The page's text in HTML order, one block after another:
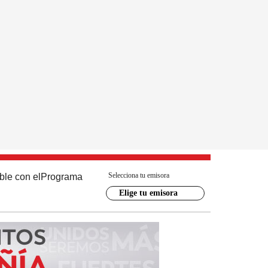
con el Programa Selecciona tu emisora
Elige tu emisora